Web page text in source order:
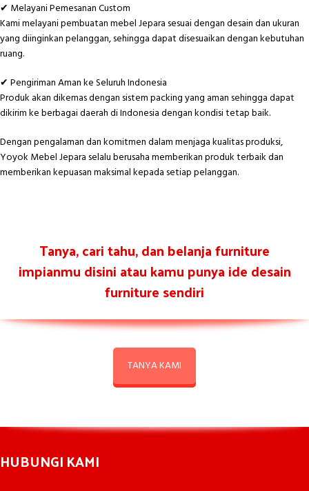
✔ Melayani Pemesanan Custom
Kami melayani pembuatan mebel Jepara sesuai dengan desain dan ukuran
yang diinginkan pelanggan, sehingga dapat disesuaikan dengan kebutuhan
ruang.
✔ Pengiriman Aman ke Seluruh Indonesia
Produk akan dikemas dengan sistem packing yang aman sehingga dapat
dikirim ke berbagai daerah di Indonesia dengan kondisi tetap baik.
Dengan pengalaman dan komitmen dalam menjaga kualitas produksi,
Yoyok Mebel Jepara selalu berusaha memberikan produk terbaik dan
memberikan kepuasan maksimal kepada setiap pelanggan.
Tanya, cari tahu, dan belanja furniture
impianmu disini atau kamu punya ide desain
furniture sendiri
TANYA KAMI
HUBUNGI KAMI